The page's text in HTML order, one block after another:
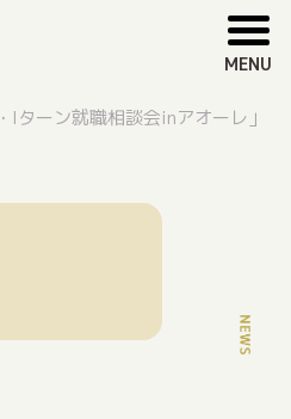
MENU
Iターン就職相談会inアオーレ」